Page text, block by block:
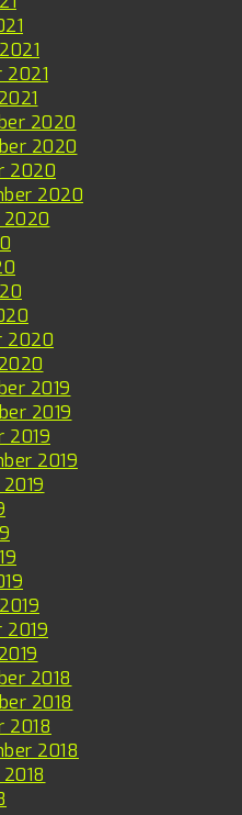
2021
2020
2020
2020
2020
2020
2019
2019
2019
2019
2019
2018
2018
2018
2018